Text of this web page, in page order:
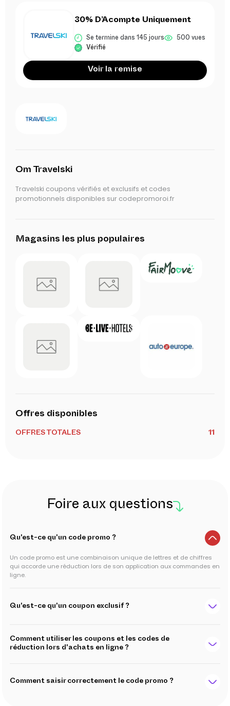
30% D’Acompte Uniquement
Se termine dans 145 jours 500 vues
Vérifié
Voir la remise
Om Travelski
Travelski coupons vérifiés et exclusifs et codes
promotionnels disponibles sur codepromoroi.fr
Magasins les plus populaires
Offres disponibles
OFFRES TOTALES
Foire aux questions
Qu'est-ce qu'un code promo ?
Un code promo est une combinaison unique de lettres et de chiffres
qui accorde une réduction lors de son application aux commandes en
ligne.
Qu'est-ce qu'un coupon exclusif ?
Comment utiliser les coupons et les codes de
réduction lors d'achats en ligne ?
Comment saisir correctement le code promo ?